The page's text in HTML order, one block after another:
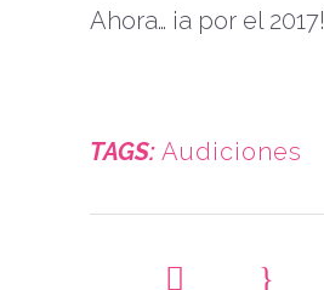
Ahora… ¡a por el 2017!
TAGS: Audiciones